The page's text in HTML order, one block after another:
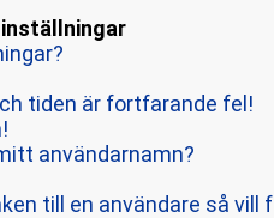
tiden är fortfarande fel!
användarnamn?
till en användare så vill